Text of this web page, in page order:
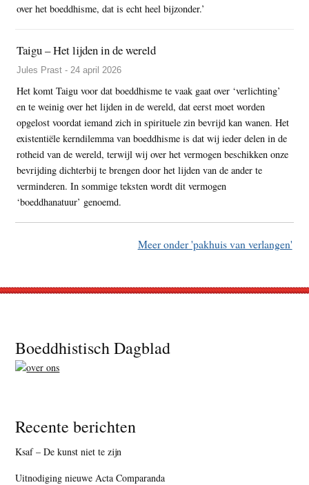
over het boeddhisme, dat is echt heel bijzonder.’
Taigu – Het lijden in de wereld
Jules Prast - 24 april 2026
Het komt Taigu voor dat boeddhisme te vaak gaat over ‘verlichting’
en te weinig over het lijden in de wereld, dat eerst moet worden
opgelost voordat iemand zich in spirituele zin bevrijd kan wanen. Het
existentiële kerndilemma van boeddhisme is dat wij ieder delen in de
rotheid van de wereld, terwijl wij over het vermogen beschikken onze
bevrijding dichterbij te brengen door het lijden van de ander te
verminderen. In sommige teksten wordt dit vermogen
‘boeddhanatuur’ genoemd.
Meer onder 'pakhuis van verlangen'
Footer
Boeddhistisch Dagblad
Recente berichten
Ksaf – De kunst niet te zijn
Uitnodiging nieuwe Acta Comparanda